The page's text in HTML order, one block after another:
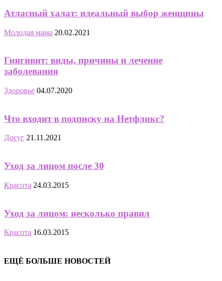
Атласный халат: идеальный выбор женщины
Молодая мама 20.02.2021
Гингивит: виды, причины и лечение
заболевания
Здоровье 04.07.2020
Что входит в подписку на Нетфликс?
Досуг 21.11.2021
Уход за лицом после 30
Красота 24.03.2015
Уход за лицом: несколько правил
Красота 16.03.2015
ЕЩЁ БОЛЬШЕ НОВОСТЕЙ